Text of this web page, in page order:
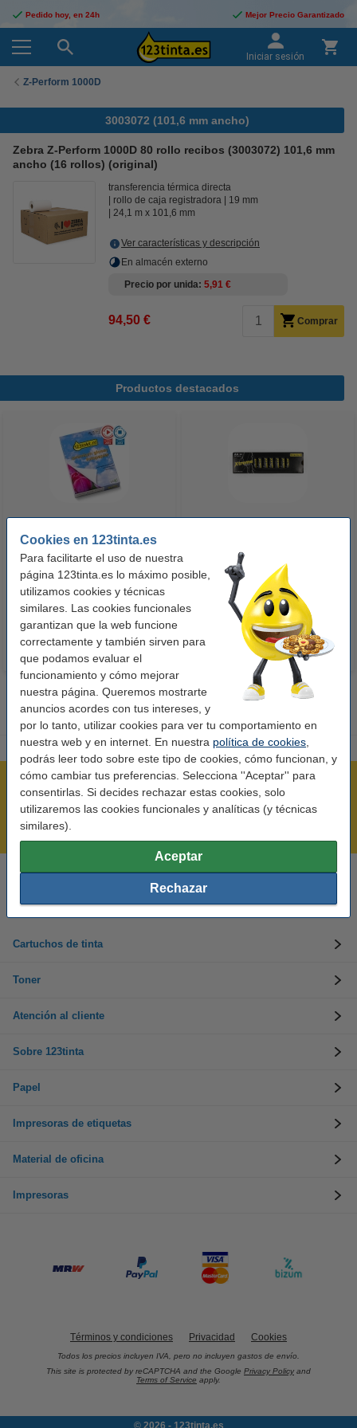
Cookies en 123tinta.es
Para facilitarte el uso de nuestra
página 123tinta.es lo máximo posible,
utilizamos cookies y técnicas
similares. Las cookies funcionales
garantizan que la web funcione
correctamente y también sirven para
que podamos evaluar el
funcionamiento y cómo mejorar
nuestra página. Queremos mostrarte
anuncios acordes con tus intereses, y
por lo tanto, utilizar cookies para ver tu comportamiento en
nuestra web y en internet. En nuestra política de cookies
podrás leer todo sobre este tipo de cookies, cómo funcionan, y
cómo cambiar tus preferencias. Selecciona ''Aceptar'' para
consentirlas. Si decides rechazar estas cookies, solo
utilizaremos las cookies funcionales y analíticas (y técnicas
similares).
Aceptar
Rechazar
Pedido hoy, en 24h Mejor Precio Garantizado
Iniciar sesión
Z-Perform 1000D
3003072 (101,6 mm ancho)
Zebra Z-Perform 1000D 80 rollo recibos (3003072) 101,6 mm
ancho (16 rollos) (original)
transferencia térmica directa
rollo de caja registradora
19 mm
24,1 m x 101,6 mm
Ver características y descripción
En almacén externo
Precio por unida 5,91 €
94,50 € Comprar
Productos destacados
123tinta Papel fotográfico
Premium Glossy brillo alto | 10 x
15 cm | 260g | 100 hojas
10,50 € Incl. 21% IVA
Power AA - LR06 - MN1500 - 24
unidades
14,50 € Incl. 21% IVA
¡Recibe en 24 horas!
Mejor Precio Garantizado
Llámanos al 900 123 247
En días laborables de 09:00 a 20:00.
Cartuchos de tinta
Toner
Atención al cliente
Sobre 123tinta
Papel
Impresoras de etiquetas
Material de oficina
Impresoras
Términos y condiciones Privacidad Cookies
Todos los precios incluyen IVA, pero no incluyen gastos de envío.
This site is protected by reCAPTCHA and the Google Privacy Policy and
Terms of Service apply.
© 2026 - 123tinta.es